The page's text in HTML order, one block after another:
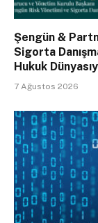
Şengün &
Sigorta
Hukuk
7 Ağustos 2026